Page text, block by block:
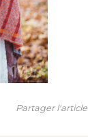
Partager l'article